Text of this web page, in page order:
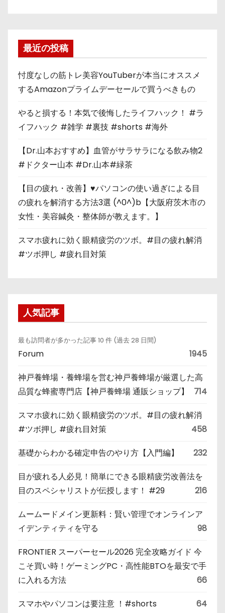
最近の投稿
忖度なしの筋トレ美容YouTuberが本当にオススメ
するAmazonプライムデーセールで買うべきもの
やると損する！本気で後悔したライフハック！ #ラ
イフハック #雑学 #裏技 #shorts #海外
【Dr.山本おすすめ】血管がサラサラになる飲み物2
#ドクター山本 #Dr.山本#緑茶
【目の疲れ・改善】♥パソコンの使い過ぎによる目
の疲れを解消する方法3選 (^0^)b【大阪府茨木市の
女性・美容鍼灸・整体師が教えます。】
スマホ疲れに効く眼精疲労のツボ。#目の疲れ解消
#ツボ押し #疲れ目対策
人気記事
最も訪問者が多かった記事 10 件 (過去 28 日間)
Forum 1945
神戸養蜂場・養蜂場を営む神戸養蜂場が厳選した高
品質な蜂蜜専門店【神戸養蜂場 通販ショップ】
714
スマホ疲れに効く眼精疲労のツボ。#目の疲れ解消
#ツボ押し #疲れ目対策
458
基礎からわかる確定申告のやり方【入門編】 232
目が疲れる人必見！簡単にできる眼精疲労改善法を
目のスペシャリストが伝授します！ #29
216
ムームードメイン更新料：賢い管理でオンラインア
イデンティティを守る
98
FRONTIER スーパーセール2026 完全攻略ガイド 今
こそ買い時！ゲーミングPC・高性能BTOを最安で手
に入れる方法
66
スマホやパソコンは要注意 ！#shorts 64